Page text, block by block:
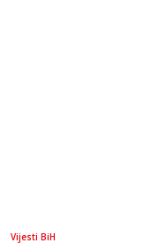
Vijesti BiH